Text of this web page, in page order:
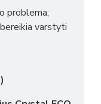
problema;
varstyti